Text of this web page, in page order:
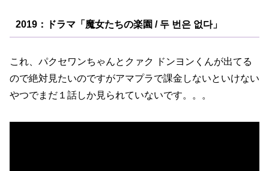
2019：ドラマ「魔女たちの楽園 / 두 번은 없다」
これ、パクセワンちゃんとクァク ドンヨンくんが出てる
ので絶対見たいのですがアマプラで課金しないといけない
やつでまだ１話しか見られていないです。。。